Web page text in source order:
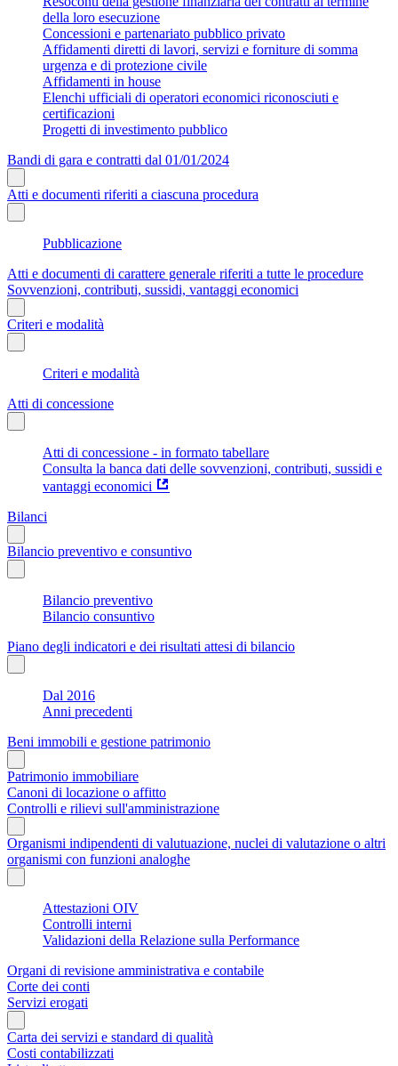
della loro esecuzione
Concessioni e partenariato pubblico privato
Affidamenti diretti di lavori, servizi e forniture di somma
urgenza e di protezione civile
Affidamenti in house
Elenchi ufficiali di operatori economici riconosciuti e
certificazioni
Progetti di investimento pubblico
Bandi di gara e contratti dal 01/01/2024
Atti e documenti riferiti a ciascuna procedura
Pubblicazione
Atti e documenti di carattere generale riferiti a tutte le procedure
Sovvenzioni, contributi, sussidi, vantaggi economici
Criteri e modalità
Criteri e modalità
Atti di concessione
Atti di concessione - in formato tabellare
Consulta la banca dati delle sovvenzioni, contributi, sussidi e
vantaggi economici
Bilanci
Bilancio preventivo e consuntivo
Bilancio preventivo
Bilancio consuntivo
Piano degli indicatori e dei risultati attesi di bilancio
Dal 2016
Anni precedenti
Beni immobili e gestione patrimonio
Patrimonio immobiliare
Canoni di locazione o affitto
Controlli e rilievi sull'amministrazione
Organismi indipendenti di valutuazione, nuclei di valutazione o altri
organismi con funzioni analoghe
Attestazioni OIV
Controlli interni
Validazioni della Relazione sulla Performance
Organi di revisione amministrativa e contabile
Corte dei conti
Servizi erogati
Carta dei servizi e standard di qualità
Costi contabilizzati